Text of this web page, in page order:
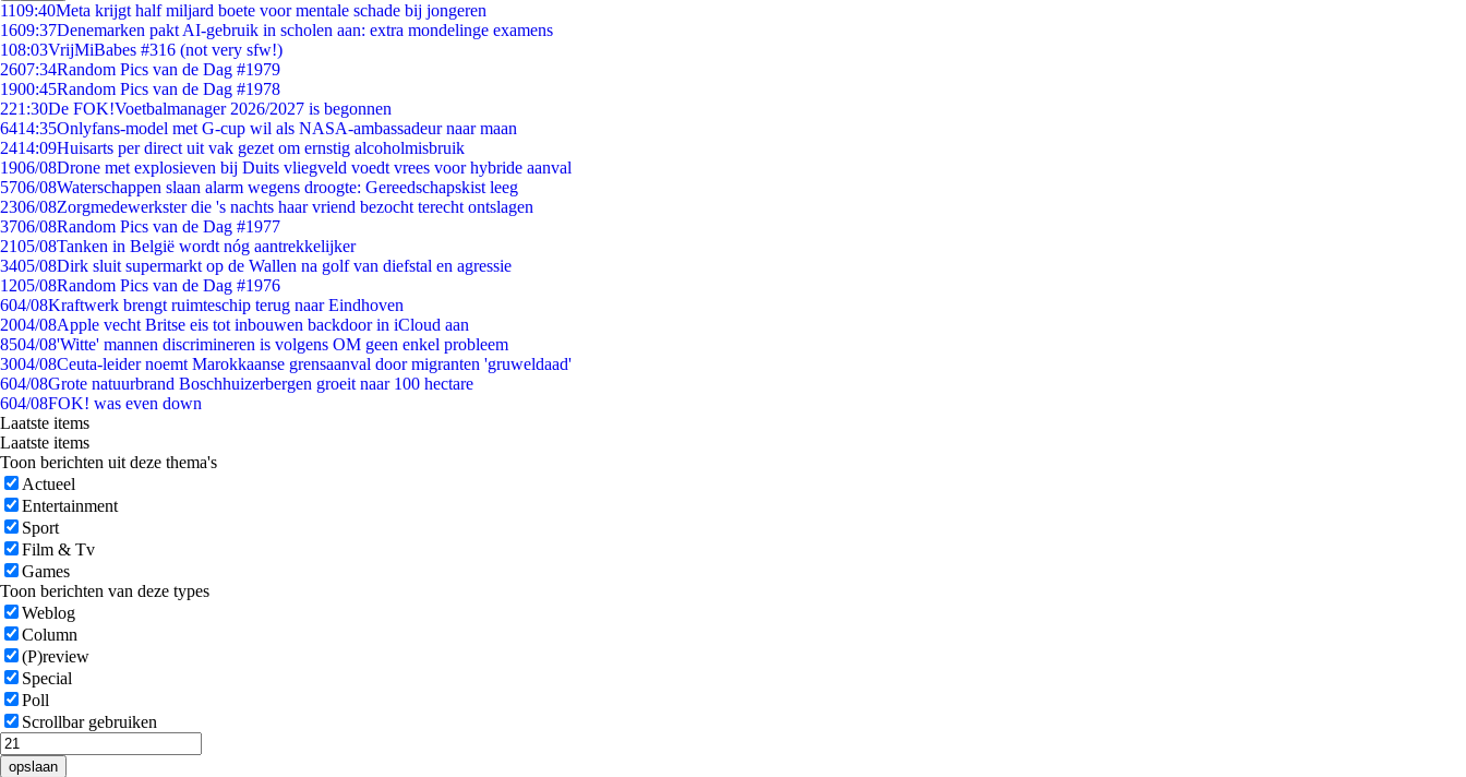
1109:40Meta krijgt half miljard boete voor mentale schade bij jongeren
1609:37Denemarken pakt AI-gebruik in scholen aan: extra mondelinge examens
108:03VrijMiBabes #316 (not very sfw!)
2607:34Random Pics van de Dag #1979
1900:45Random Pics van de Dag #1978
221:30De FOK!Voetbalmanager 2026/2027 is begonnen
6414:35Onlyfans-model met G-cup wil als NASA-ambassadeur naar maan
2414:09Huisarts per direct uit vak gezet om ernstig alcoholmisbruik
1906/08Drone met explosieven bij Duits vliegveld voedt vrees voor hybride aanval
5706/08Waterschappen slaan alarm wegens droogte: Gereedschapskist leeg
2306/08Zorgmedewerkster die 's nachts haar vriend bezocht terecht ontslagen
3706/08Random Pics van de Dag #1977
2105/08Tanken in België wordt nóg aantrekkelijker
3405/08Dirk sluit supermarkt op de Wallen na golf van diefstal en agressie
1205/08Random Pics van de Dag #1976
604/08Kraftwerk brengt ruimteschip terug naar Eindhoven
2004/08Apple vecht Britse eis tot inbouwen backdoor in iCloud aan
8504/08'Witte' mannen discrimineren is volgens OM geen enkel probleem
3004/08Ceuta-leider noemt Marokkaanse grensaanval door migranten 'gruweldaad'
604/08Grote natuurbrand Boschhuizerbergen groeit naar 100 hectare
604/08FOK! was even down
Laatste items
Laatste items
Toon berichten uit deze thema's
Actueel
Entertainment
Sport
Film & Tv
Games
Toon berichten van deze types
Weblog
Column
(P)review
Special
Poll
Scrollbar gebruiken
opslaan